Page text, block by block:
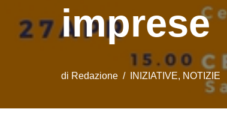
imprese
di Redazione INIZIATIVE NOTIZIE